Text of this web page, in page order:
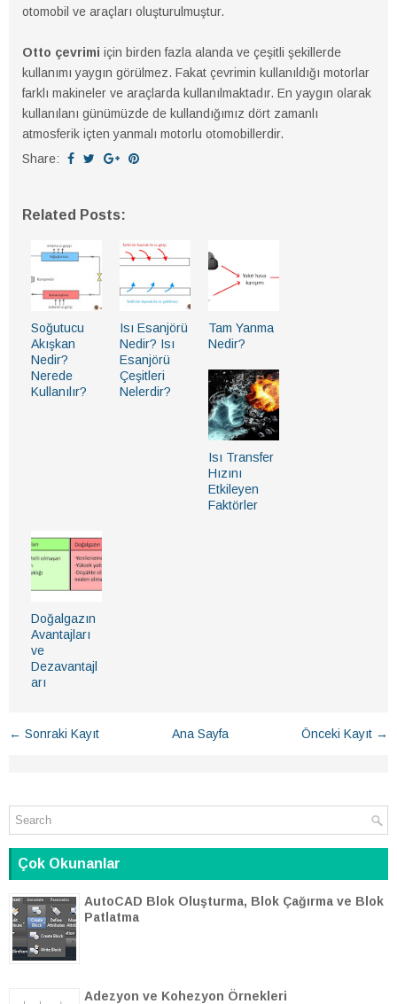
otomobil ve araçları oluşturulmuştur.
Otto çevrimi için birden fazla alanda ve çeşitli şekillerde
kullanımı yaygın görülmez. Fakat çevrimin kullanıldığı motorlar
farklı makineler ve araçlarda kullanılmaktadır. En yaygın olarak
kullanılanı günümüzde de kullandığımız dört zamanlı
atmosferik içten yanmalı motorlu otomobillerdir.
Share:
Related Posts:
Soğutucu
Akışkan
Nedir?
Nerede
Kullanılır?
Isı Esanjörü
Nedir? Isı
Esanjörü
Çeşitleri
Nelerdir?
Tam Yanma
Nedir?
Isı Transfer
Hızını
Etkileyen
Faktörler
Doğalgazın
Avantajları
ve
Dezavantajl
arı
← Sonraki Kayıt Önceki Kayıt →
Ana Sayfa
Çok Okunanlar
AutoCAD Blok Oluşturma, Blok Çağırma ve Blok
Patlatma
Adezyon ve Kohezyon Örnekleri